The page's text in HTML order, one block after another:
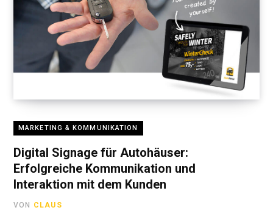
MARKETING & KOMMUNIKATION
Digital Signage für Autohäuser:
Erfolgreiche Kommunikation und
Interaktion mit dem Kunden
VON CLAUS